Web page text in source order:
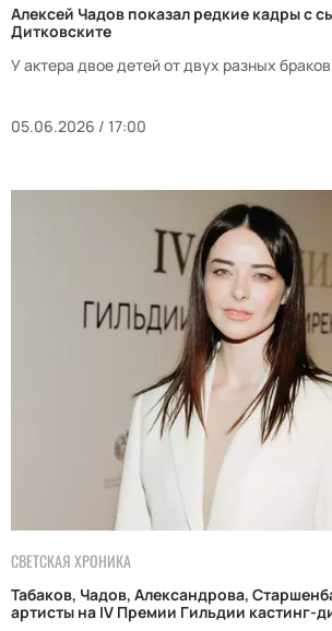
Алексей Чадов показал редкие кадры с
Дитковските
У актера двое детей от двух разных
05.06.2026 / 17:00
СВЕТСКАЯ ХРОНИКА
Табаков, Чадов, Александрова,
артисты на IV Премии Гильдии кастинг-